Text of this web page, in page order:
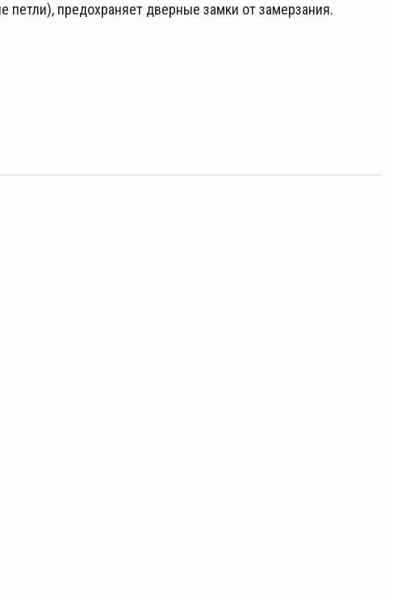
петли), предохраняет дверные замки от замерзания.